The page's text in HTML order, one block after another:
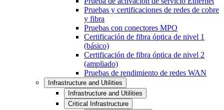
Pruebas y certificaciones de redes de cobre
y fibra
Pruebas con conectores MPO
Certificación de fibra óptica de nivel 1
(básico)
Certificación de fibra óptica de nivel 2
(ampliado)
Pruebas de rendimiento de redes WAN
Infrastructure and Utilities
Infrastructure and Utilities
Critical Infrastructure